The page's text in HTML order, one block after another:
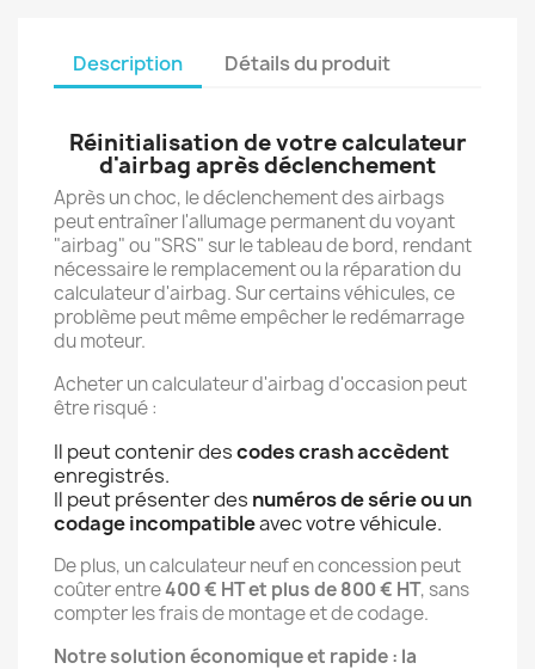
Description Détails du produit
Réinitialisation de votre calculateur
d'airbag après déclenchement
Après un choc, le déclenchement des airbags
peut entraîner l'allumage permanent du voyant
"airbag" ou "SRS" sur le tableau de bord, rendant
nécessaire le remplacement ou la réparation du
calculateur d'airbag. Sur certains véhicules, ce
problème peut même empêcher le redémarrage
du moteur.
Acheter un calculateur d'airbag d'occasion peut
être risqué :
Il peut contenir descodes crash accèdent
enregistrés.
Il peut présenter des numéros de série ou un
codage incompatibleavec votre véhicule.
De plus, un calculateur neuf en concession peut
coûter entre400 € HT et plus de 800 € HT, sans
compter les frais de montage et de codage.
Notre solution économique et rapide : la